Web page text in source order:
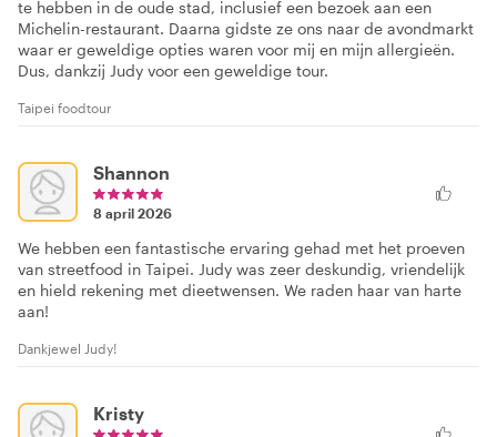
te hebben in de oude stad, inclusief een bezoek aan een
Michelin-restaurant. Daarna gidste ze ons naar de avondmarkt
waar er geweldige opties waren voor mij en mijn allergieën.
Dus, dankzij Judy voor een geweldige tour.
Taipei foodtour
Shannon
8 april 2026
We hebben een fantastische ervaring gehad met het proeven
van streetfood in Taipei. Judy was zeer deskundig, vriendelijk
en hield rekening met dieetwensen. We raden haar van harte
aan!
Dankjewel Judy!
Kristy